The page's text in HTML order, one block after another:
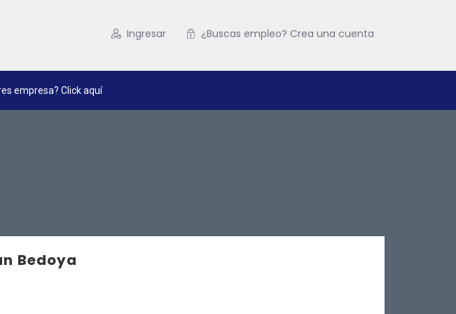
Ingresar ¿Buscas empleo? Crea una cuenta
empresa? Click aquí
Bedoya